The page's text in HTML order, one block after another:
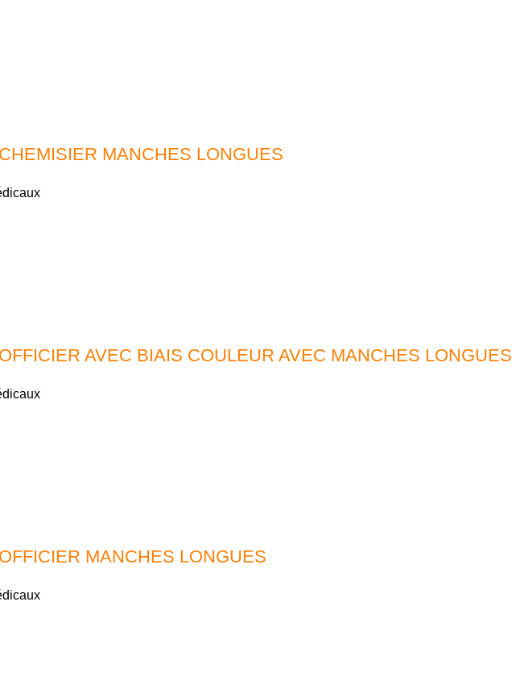
MANCHES LONGUES
AVEC BIAIS COULEUR AVEC MANCHES LONGUES
MANCHES LONGUES